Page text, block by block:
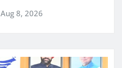
Aug 8, 2026